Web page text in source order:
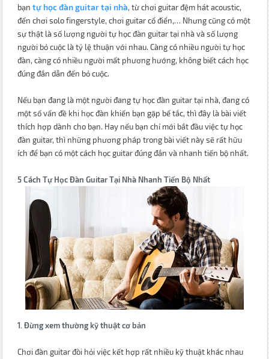
bạn tự học đàn guitar tại nhà, từ chơi guitar đệm hát acoustic,
đến chơi solo fingerstyle, chơi guitar cổ điển,… Nhưng cũng có một
sự thật là số lượng người tự học đàn guitar tại nhà và số lượng
người bỏ cuộc là tỷ lệ thuận với nhau. Càng có nhiều người tự học
đàn, càng có nhiều người mất phương hướng, không biết cách học
đúng đắn dẫn đến bỏ cuộc.
Nếu bạn đang là một người đang tự học đàn guitar tại nhà, đang có
một số vấn đề khi học đàn khiến bạn gặp bế tắc, thì đây là bài viết
thích hợp dành cho bạn. Hay nếu bạn chỉ mới bắt đầu việc tự học
đàn guitar, thì những phương pháp trong bài viết này sẽ rất hữu
ích để bạn có một cách học guitar đúng đắn và nhanh tiến bộ nhất.
5 Cách Tự Học Đàn Guitar Tại Nhà Nhanh Tiến Bộ Nhất
1. Đừng xem thường kỹ thuật cơ bản
Chơi đàn guitar đòi hỏi việc kết hợp rất nhiều kỹ thuật khác nhau